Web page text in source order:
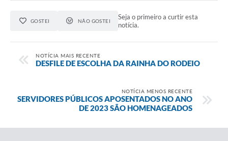
GOSTEI NÃO GOSTEI
Seja o primeiro a curtir esta
notícia.
NOTÍCIA MAIS RECENTE
DESFILE DE ESCOLHA DA RAINHA DO RODEIO
NOTÍCIA MENOS RECENTE
SERVIDORES PÚBLICOS APOSENTADOS NO ANO
DE 2023 SÃO HOMENAGEADOS